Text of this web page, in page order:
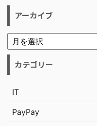
アーカイブ
カテゴリー
IT
PayPay